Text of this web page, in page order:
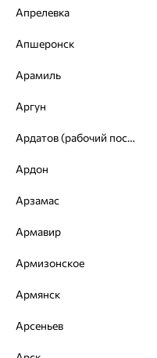
Похожие изделия
64%
золото,
Апрелевка
Апшеронск
Арамиль
Аргун
Ардатов (рабочий поселок)
Ардон
Арзамас
Армавир
Армизонское
Армянск
Арсеньев